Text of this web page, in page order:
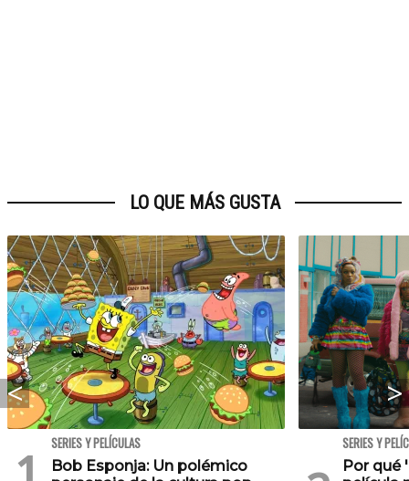
LO QUE MÁS GUSTA
SERIES Y PELÍCULAS
Bob Esponja: Un polémico
SERIES Y
Por qué